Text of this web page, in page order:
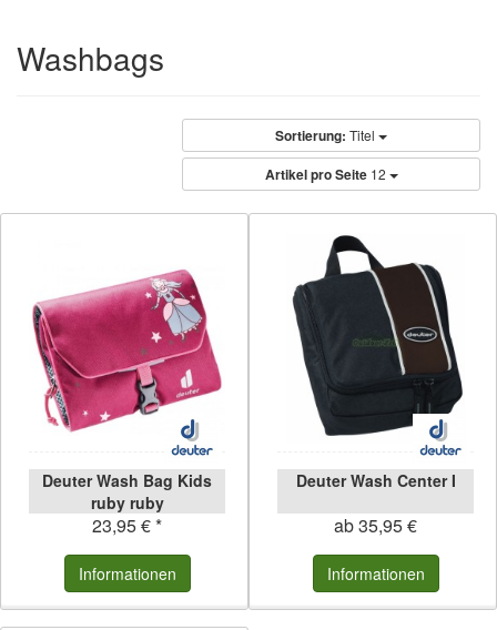
Washbags
Sortierung: Titel
Artikel pro Seite 12
Deuter Wash Bag Kids
ruby ruby
23,95 € *
Informationen
Deuter Wash Center I
ab 35,95 €
Informationen